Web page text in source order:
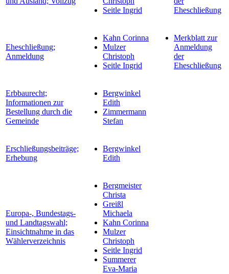
Seitle Ingrid
Eheschließung
Eheschließung;
Anmeldung
Kahn Corinna
Mulzer
Christoph
Seitle Ingrid
Merkblatt zur
Anmeldung
der
Eheschließung
Erbbaurecht;
Informationen zur
Bestellung durch die
Gemeinde
Bergwinkel
Edith
Zimmermann
Stefan
Erschließungsbeiträge;
Erhebung
Bergwinkel
Edith
Europa-, Bundestags-
und Landtagswahl;
Einsichtnahme in das
Wählerverzeichnis
Bergmeister
Christa
Greißl
Michaela
Kahn Corinna
Mulzer
Christoph
Seitle Ingrid
Summerer
Eva-Maria